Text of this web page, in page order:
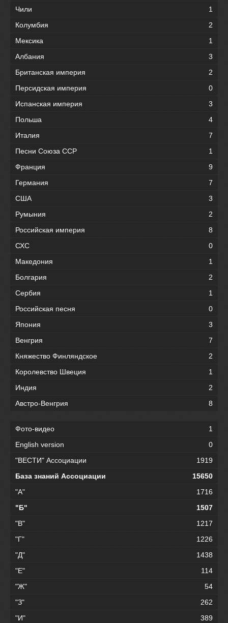
Чили
1
Колумбия
2
Мексика
1
Албания
3
Британская империя
2
Персидская империя
0
Испанская империя
3
Польша
4
Италия
7
Песни Союза ССР
1
Франция
9
Германия
7
США
3
Румыния
2
Российская империя
8
СХС
0
Македония
1
Болгария
2
Сербия
1
Российская песня
0
Япония
3
Венгрия
7
Княжество Финляндское
2
Королевство Швеция
1
Индия
2
Австро-Венгрия
8
Фото-видео
1
English version
0
"ВЕСТИ" Ассоциации
1919
База знаний Ассоциации
15650
"А"
1716
"Б"
1507
"В"
1217
"Г"
1226
"Д"
1438
"Е"
114
"Ж"
54
"З"
262
"И"
389